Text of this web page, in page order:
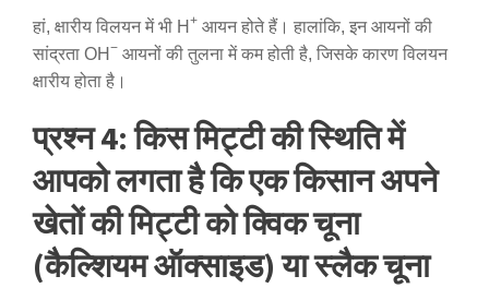
हां, क्षारीय विलयन में भी H + आयन होते हैं। हालांकि, इन आयनों की
सांद्रता OH − आयनों की तुलना में कम होती है, जिसके कारण विलयन
क्षारीय होता है।
प्रश्न 4: किस मिट्टी की स्थिति में
आपको लगता है कि एक किसान अपने
खेतों की मिट्टी को क्विक चूना
(कैल्शियम ऑक्साइड) या स्लैक चूना